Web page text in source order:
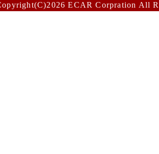
ECAR Corpration All